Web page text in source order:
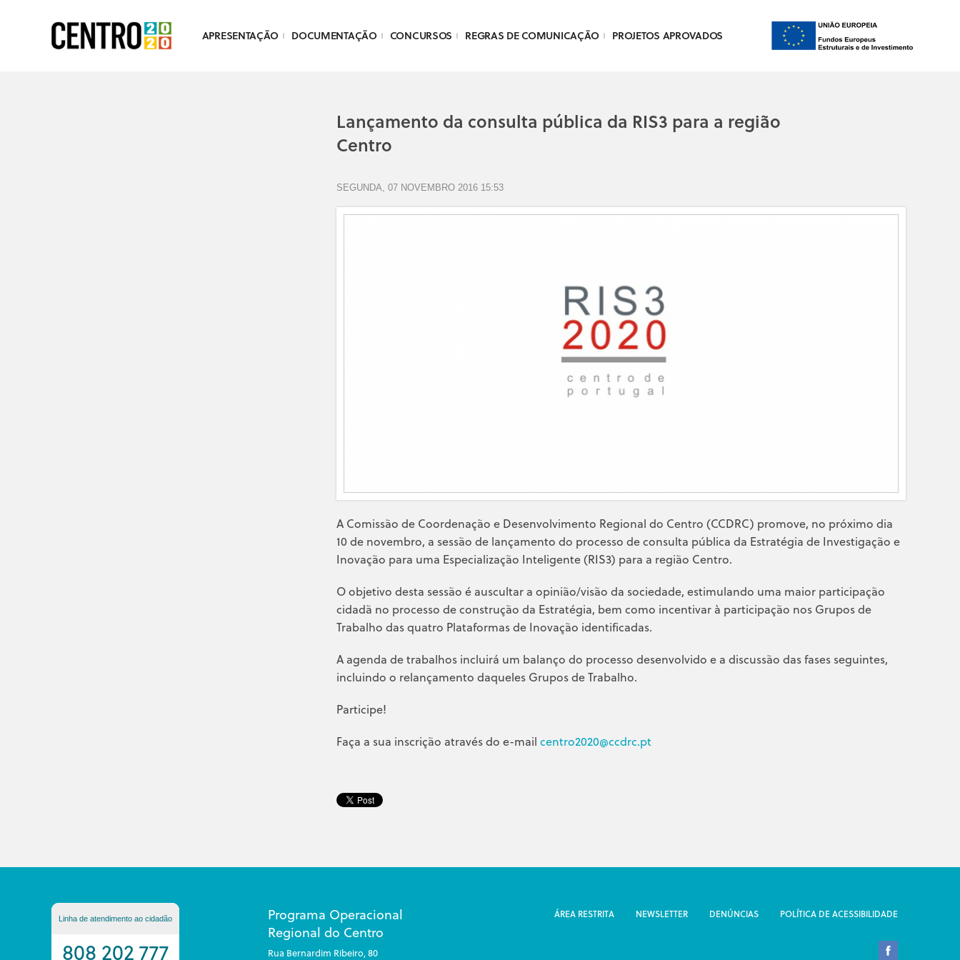
APRESENTAÇÃO DOCUMENTAÇÃO CONCURSOS REGRAS DE COMUNICAÇÃO PROJETOS APROVADOS
Lançamento da consulta pública da RIS3 para a região
Centro
SEGUNDA, 07 NOVEMBRO 2016 15:53
A Comissão de Coordenação e Desenvolvimento Regional do Centro (CCDRC) promove, no próximo dia
10 de novembro, a sessão de lançamento do processo de consulta pública da Estratégia de Investigação e
Inovação para uma Especialização Inteligente (RIS3) para a região Centro.
O objetivo desta sessão é auscultar a opinião/visão da sociedade, estimulando uma maior participação
cidadã no processo de construção da Estratégia, bem como incentivar à participação nos Grupos de
Trabalho das quatro Plataformas de Inovação identificadas.
A agenda de trabalhos incluirá um balanço do processo desenvolvido e a discussão das fases seguintes,
incluindo o relançamento daqueles Grupos de Trabalho.
Participe!
Faça a sua inscrição através do e-mailcentro2020@ccdrc.pt
Linha de atendimento ao cidadão
808 202 777
Programa Operacional
Regional do Centro
Rua Bernardim Ribeiro, 80
ÁREA RESTRITA NEWSLETTER DENÚNCIAS POLÍTICA DE ACESSIBILIDADE